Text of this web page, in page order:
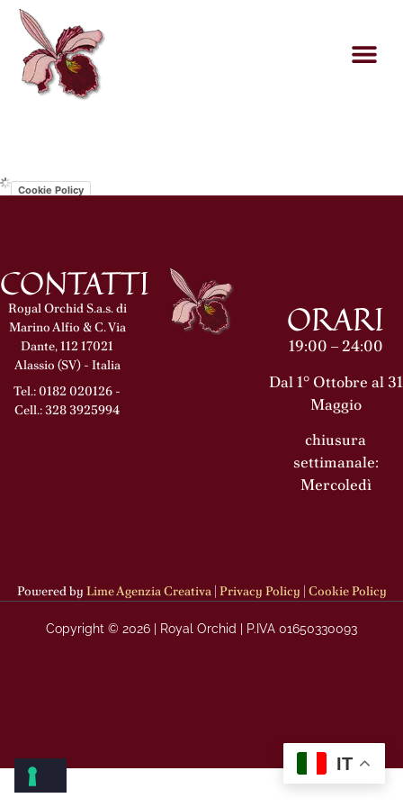
Cookie Policy
CONTATTI
Royal Orchid S.a.s. di
Marino Alfio & C. Via
Dante, 112 17021
Alassio (SV) - Italia
Tel.: 0182 020126 -
Cell.: 328 3925994
ORARI
19:00 – 24:00
Dal 1° Ottobre al 31
Maggio
chiusura
settimanale:
Mercoledì
Powered by Lime Agenzia Creativa | Privacy Policy | Cookie Policy
Copyright © 2026 | Royal Orchid | P.IVA 01650330093
IT